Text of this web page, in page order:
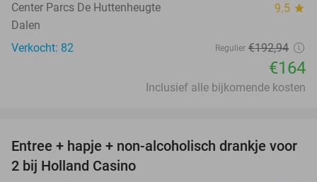
Center Parcs De Huttenheugte 9.5 star
Dalen
Verkocht: 82
Regulier €192,94
€164
Inclusief alle bijkomende kosten
52%
Entree + hapje + non-alcoholisch drankje voor
2 bij Holland Casino